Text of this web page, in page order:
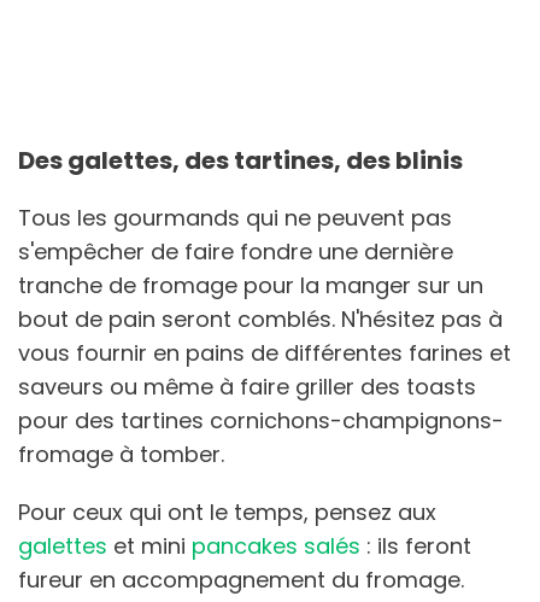
Des galettes, des tartines, des blinis
Tous les gourmands qui ne peuvent pas
s'empêcher de faire fondre une dernière
tranche de fromage pour la manger sur un
bout de pain seront comblés. N'hésitez pas à
vous fournir en pains de différentes farines et
saveurs ou même à faire griller des toasts
pour des tartines cornichons-champignons-
fromage à tomber.
Pour ceux qui ont le temps, pensez aux
galettes et mini pancakes salés : ils feront
fureur en accompagnement du fromage.